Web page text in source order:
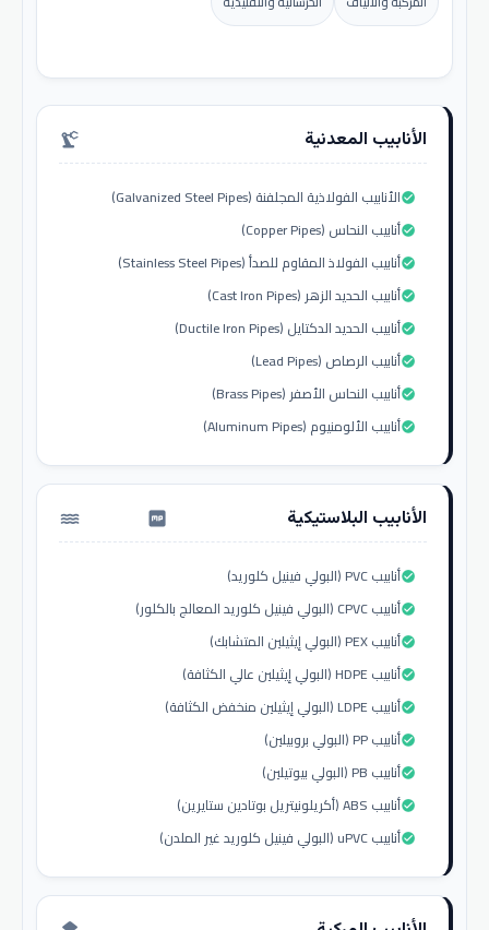
الأنابيب المعدنية precision_manufacturing
الأنابيب الفولاذية المجلفنة (Galvanized Steel Pipes)check_circle
أنابيب النحاس (Copper Pipes)check_circle
أنابيب الفولاذ المقاوم للصدأ (Stainless Steel Pipes)check_circle
أنابيب الحديد الزهر (Cast Iron Pipes)check_circle
أنابيب الحديد الدكتايل (Ductile Iron Pipes)check_circle
أنابيب الرصاص (Lead Pipes)check_circle
أنابيب النحاس الأصفر (Brass Pipes)check_circle
أنابيب الألومنيوم (Aluminum Pipes)check_circle
الأنابيب البلاستيكية water_pump
أنابيب PVC (البولي فينيل كلوريد)check_circle
أنابيب CPVC (البولي فينيل كلوريد المعالج بالكلور)check_circle
أنابيب PEX (البولي إيثيلين المتشابك)check_circle
أنابيب HDPE (البولي إيثيلين عالي الكثافة)check_circle
أنابيب LDPE (البولي إيثيلين منخفض الكثافة)check_circle
أنابيب PP (البولي بروبيلين)check_circle
أنابيب PB (البولي بيوتيلين)check_circle
أنابيب ABS (أكريلونيتريل بوتادين ستايرين)check_circle
أنابيب uPVC (البولي فينيل كلوريد غير الملدن)check_circle